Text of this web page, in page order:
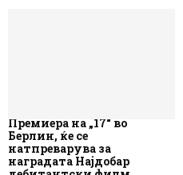
Премиера на „17“ во
Берлин, ќе се
натпреварува за
наградата Најдобар